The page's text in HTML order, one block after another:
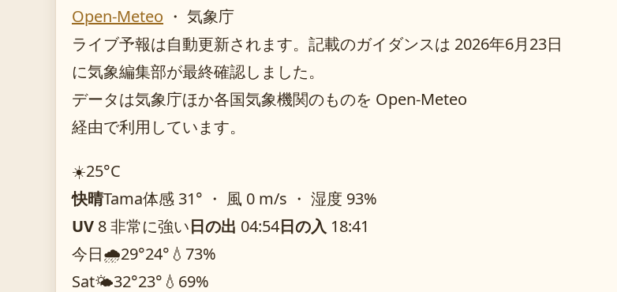
Open-Meteo ・ 気象庁
ライブ予報は自動更新されます。記載のガイダンスは 2026年6月23日
に気象編集部が最終確認しました。
データは気象庁ほか各国気象機関のものを Open-Meteo
経由で利用しています。
☀️25°C
快晴Tama体感 31° ・ 風 0 m/s ・ 湿度 93%
UV 8 非常に強い日の出 04:54日の入 18:41
今日🌧️29°24° 💧73%
Sat🌤️32°23° 💧69%